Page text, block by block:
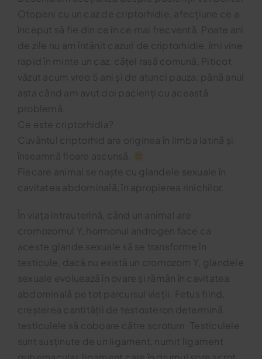
Blog
Contact
Otopeni cu un caz de criptorhidie, afecțiune ce a
început să fie din ce în ce mai frecventă. Poate ani
de zile nu am întânit cazuri de criptorhidie, îmi vine
rapid în minte un caz, cățel rasă comună, Piticot
văzut acum vreo 5 ani și de atunci pauza, până anul
asta când am avut doi pacienți cu această
problemă.
Ce este criptorhidia?
Cuvântul criptorhid are originea în limba latină și
înseamnă floare ascunsă.
Fiecare animal se naște cu glandele sexuale în
cavitatea abdominală, în apropierea rinichilor.
În viața intrauterină, când un animal are
cromozomul Y, hormonul androgen face ca
aceste glande sexuale să se transforme în
testicule, dacă nu există un cromozom Y, glandele
sexuale evoluează în ovare și rămân în cavitatea
abdominală pe tot parcursul vieții. Fetus fiind,
creșterea cantității de testosteron determină
testiculele să coboare către scrotum. Testiculele
sunt susținute de un ligament, numit ligament